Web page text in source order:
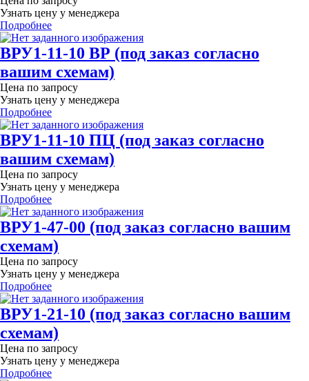
Узнать цену у менеджера
Подробнее
ВРУ1-11-10 ВР (под заказ согласно
вашим схемам)
Цена по запросу
Узнать цену у менеджера
Подробнее
ВРУ1-11-10 ПЦ (под заказ согласно
вашим схемам)
Цена по запросу
Узнать цену у менеджера
Подробнее
ВРУ1-47-00 (под заказ согласно вашим
схемам)
Цена по запросу
Узнать цену у менеджера
Подробнее
ВРУ1-21-10 (под заказ согласно вашим
схемам)
Цена по запросу
Узнать цену у менеджера
Подробнее